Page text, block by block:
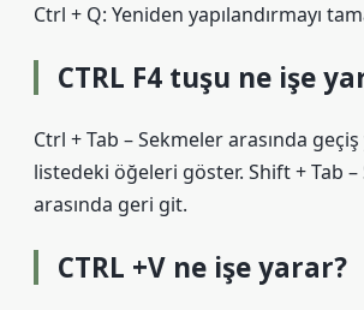
Ctrl + Q: Yeniden yapılandırmayı
CTRL F4 tuşu ne işe
Ctrl + Tab – Sekmeler arasında
listedeki öğeleri göster. Shift + Tab
arasında geri git.
CTRL +V ne işe yarar?